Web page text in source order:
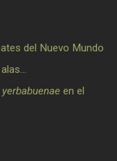
del Nuevo Mundo
en el